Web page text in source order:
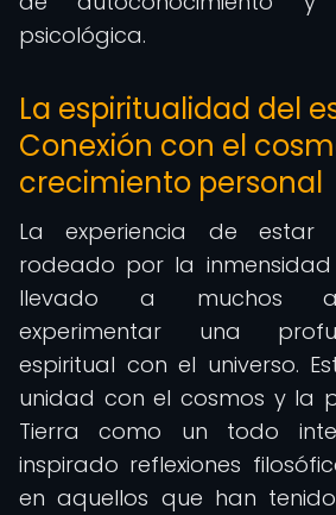
psicológica.
La espiritualidad del
Conexión con el
crecimiento personal
La experiencia de estar
rodeado por la
llevado a muchos
experimentar una
espiritual con el universo.
unidad con el cosmos y la
Tierra como un todo
inspirado reflexiones
en aquellos que han